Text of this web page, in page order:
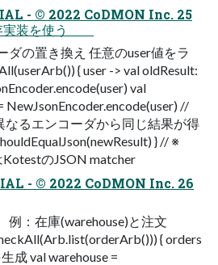
- © 2022 CoDMON Inc. 25
実装を使う
ダの置き換え 任意のuser値をラ
{ user -> val oldResult:
val
NewJsonEncoder.encode(user) //
なるエンコーダから同じ結果が得
} // ※
KotestのJSON matcher
- © 2022 CoDMON Inc. 26
在庫(warehouse)と注文
{ orders
成 val warehouse =